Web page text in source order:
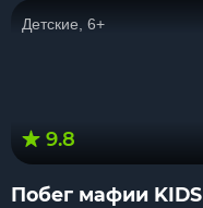
Детские, 6+
9.8
Побег мафии KIDS